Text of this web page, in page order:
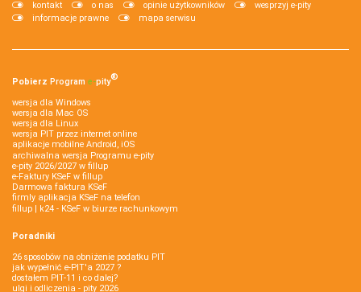
kontakt o nas opinie użytkowników
wesprzyj e-pity
informacje prawne
mapa serwisu
Pobierz Program e‑pity®
wersja dla Windows
wersja dla Mac OS
wersja dla Linux
wersja PIT przez internet online
aplikacje mobilne Android, iOS
archiwalna wersja Programu e-pity
e-pity 2026/2027 w fillup
e‑Faktury KSeF w fillup
Darmowa faktura KSeF
firmly aplikacja KSeF na telefon
fillup | k24 - KSeF w biurze rachunkowym
Poradniki
26 sposobów na obniżenie podatku PIT
jak wypełnić e-PIT'a 2027 ?
dostałem PIT-11 i co dalej?
ulgi i odliczenia - pity 2026